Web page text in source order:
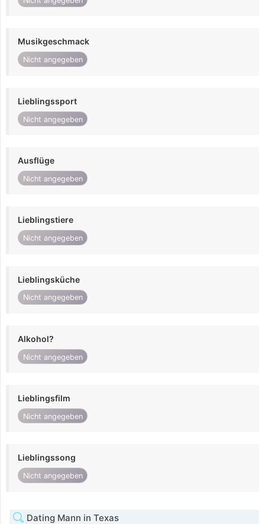
Musikgeschmack
Nicht angegeben
Lieblingssport
Nicht angegeben
Ausflüge
Nicht angegeben
Lieblingstiere
Nicht angegeben
Lieblingsküche
Nicht angegeben
Alkohol?
Nicht angegeben
Lieblingsfilm
Nicht angegeben
Lieblingssong
Nicht angegeben
Dating Mann in Texas